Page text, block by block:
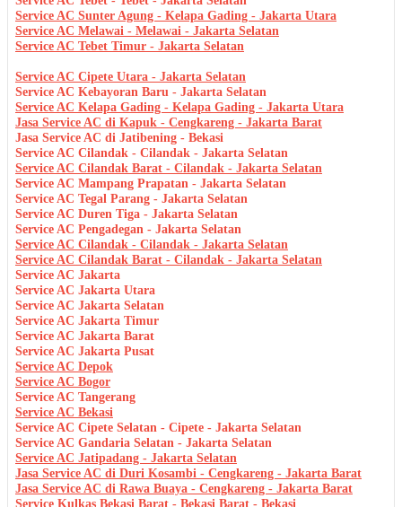
Service AC Sunter Agung - Kelapa Gading - Jakarta Utara
Service AC Melawai - Melawai - Jakarta Selatan
Service AC Tebet Timur - Jakarta Selatan
Service AC Cipete Utara - Jakarta Selatan
Service AC Kebayoran Baru - Jakarta Selatan
Service AC Kelapa Gading - Kelapa Gading - Jakarta Utara
Jasa Service AC di Kapuk - Cengkareng - Jakarta Barat
Jasa Service AC di Jatibening - Bekasi
Service AC Cilandak - Cilandak - Jakarta Selatan
Service AC Cilandak Barat - Cilandak - Jakarta Selatan
Service AC Mampang Prapatan - Jakarta Selatan
Service AC Tegal Parang - Jakarta Selatan
Service AC Duren Tiga - Jakarta Selatan
Service AC Pengadegan - Jakarta Selatan
Service AC Cilandak - Cilandak - Jakarta Selatan
Service AC Cilandak Barat - Cilandak - Jakarta Selatan
Service AC Jakarta
Service AC Jakarta Utara
Service AC Jakarta Selatan
Service AC Jakarta Timur
Service AC Jakarta Barat
Service AC Jakarta Pusat
Service AC Depok
Service AC Bogor
Service AC Tangerang
Service AC Bekasi
Service AC Cipete Selatan - Cipete - Jakarta Selatan
Service AC Gandaria Selatan - Jakarta Selatan
Service AC Jatipadang - Jakarta Selatan
Jasa Service AC di Duri Kosambi - Cengkareng - Jakarta Barat
Jasa Service AC di Rawa Buaya - Cengkareng - Jakarta Barat
Service Kulkas Bekasi Barat - Bekasi Barat - Bekasi